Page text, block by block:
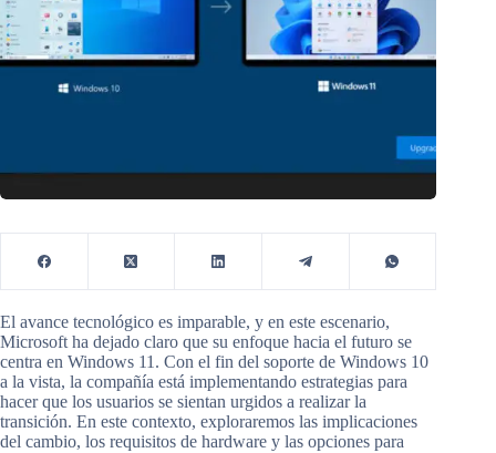
El avance tecnológico es imparable, y en este escenario,
Microsoft ha dejado claro que su enfoque hacia el futuro se
centra en Windows 11. Con el fin del soporte de Windows 10
a la vista, la compañía está implementando estrategias para
hacer que los usuarios se sientan urgidos a realizar la
transición. En este contexto, exploraremos las implicaciones
del cambio, los requisitos de hardware y las opciones para